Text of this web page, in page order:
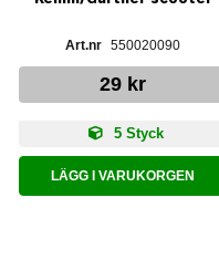
550020090
29 kr
5 Styck
LÄGG I VARUKORGEN